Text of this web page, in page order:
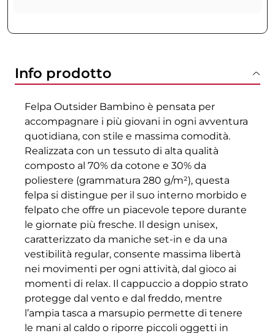
Info prodotto
Felpa Outsider Bambino è pensata per
accompagnare i più giovani in ogni avventura
quotidiana, con stile e massima comodità.
Realizzata con un tessuto di alta qualità
composto al 70% da cotone e 30% da
poliestere (grammatura 280 g/m²), questa
felpa si distingue per il suo interno morbido e
felpato che offre un piacevole tepore durante
le giornate più fresche. Il design unisex,
caratterizzato da maniche set-in e da una
vestibilità regular, consente massima libertà
nei movimenti per ogni attività, dal gioco ai
momenti di relax. Il cappuccio a doppio strato
protegge dal vento e dal freddo, mentre
l’ampia tasca a marsupio permette di tenere
le mani al caldo o riporre piccoli oggetti in